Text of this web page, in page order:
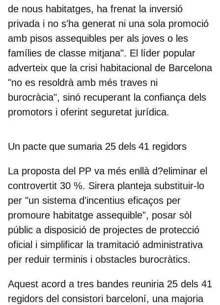
de nous habitatges, ha frenat la inversió
privada i no s'ha generat ni una sola promoció
amb pisos assequibles per als joves o les
famílies de classe mitjana". El líder popular
adverteix que la crisi habitacional de Barcelona
"no es resoldrà amb més traves ni
burocràcia", sinó recuperant la confiança dels
promotors i oferint seguretat jurídica.
Un pacte que sumaria 25 dels 41 regidors
La proposta del PP va més enllà d?eliminar el
controvertit 30 %. Sirera planteja substituir-lo
per "un sistema d'incentius eficaços per
promoure habitatge assequible", posar sòl
públic a disposició de projectes de protecció
oficial i simplificar la tramitació administrativa
per reduir terminis i obstacles burocràtics.
Aquest acord a tres bandes reuniria 25 dels 41
regidors del consistori barceloní, una majoria